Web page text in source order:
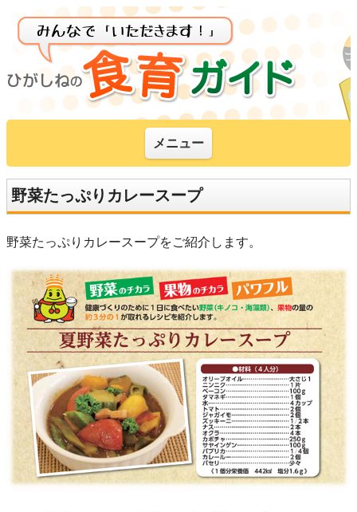
メニュー
野菜たっぷりカレースープ
野菜たっぷりカレースープをご紹介します。